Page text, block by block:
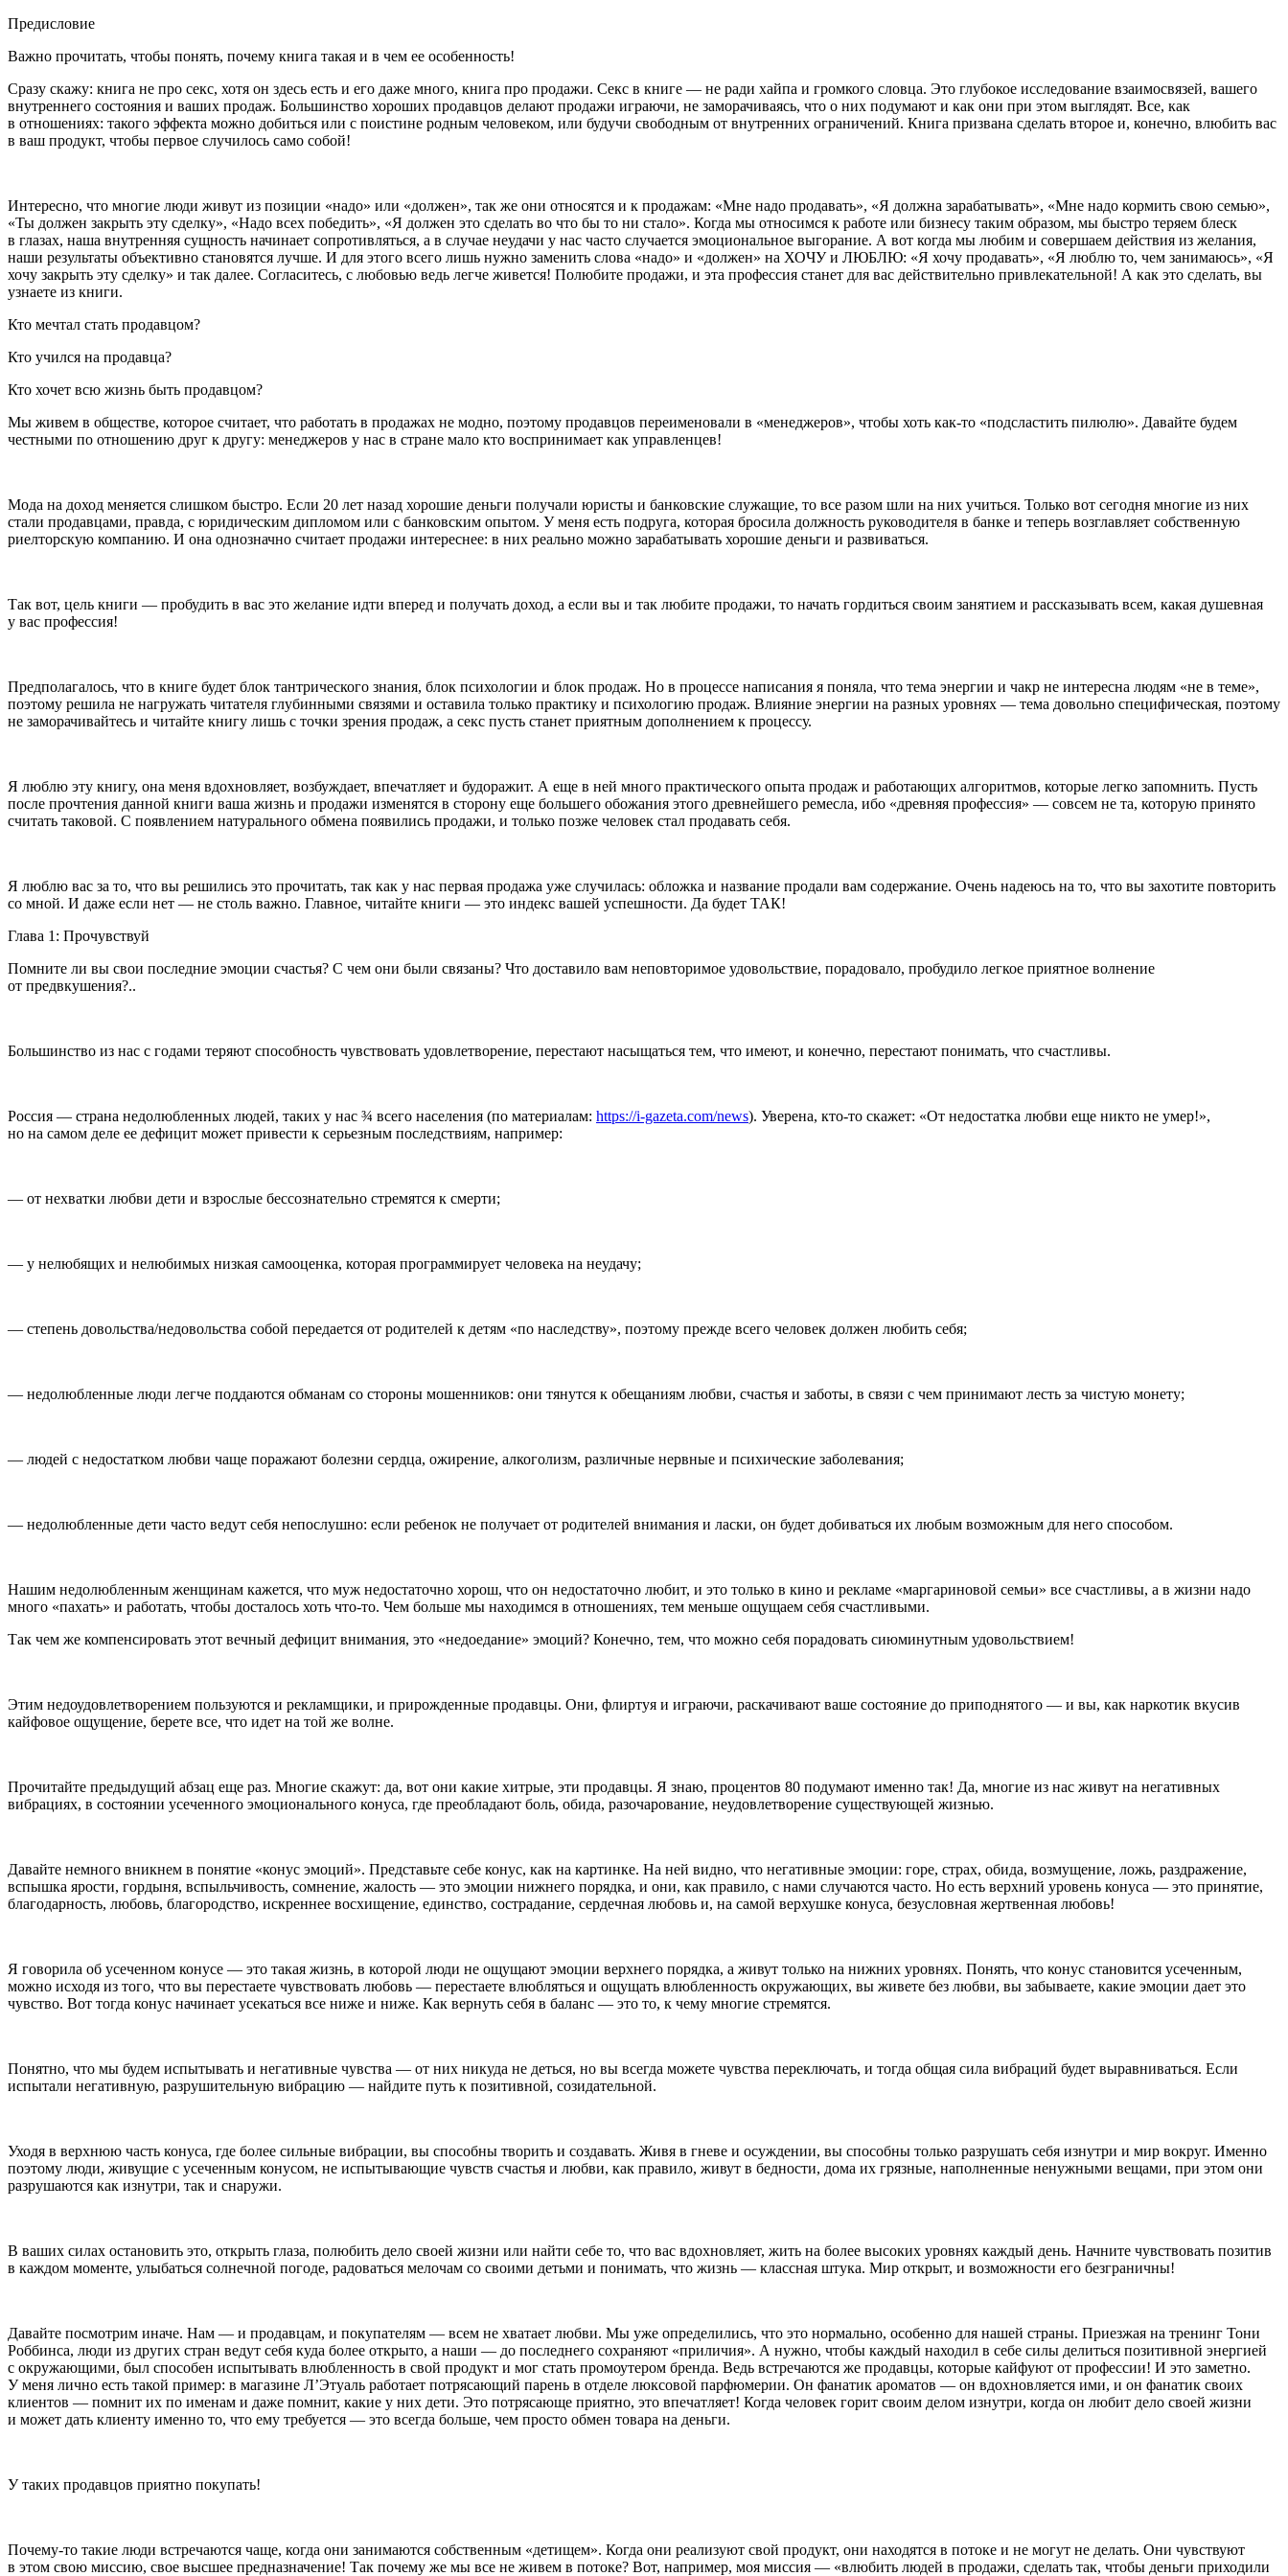
Предисловие
Важно прочитать, чтобы понять, почему книга такая и в чем ее особенность!
Сразу скажу: книга не про секс, хотя он здесь есть и его даже много, книга про продажи. Секс в книге — не ради хайпа и громкого словца. Это глубокое исследование взаимосвязей, вашего
внутреннего состояния и ваших продаж. Большинство хороших продавцов делают продажи играючи, не заморачиваясь, что о них подумают и как они при этом выглядят. Все, как
в отношениях: такого эффекта можно добиться или с поистине родным человеком, или будучи свободным от внутренних ограничений. Книга призвана сделать второе и, конечно, влюбить вас
в ваш продукт, чтобы первое случилось само собой!
Интересно, что многие люди живут из позиции «надо» или «должен», так же они относятся и к продажам: «Мне надо продавать», «Я должна зарабатывать», «Мне надо кормить свою семью»,
«Ты должен закрыть эту сделку», «Надо всех победить», «Я должен это сделать во что бы то ни стало». Когда мы относимся к работе или бизнесу таким образом, мы быстро теряем блеск
в глазах, наша внутренняя сущность начинает сопротивляться, а в случае неудачи у нас часто случается эмоциональное выгорание. А вот когда мы любим и совершаем действия из желания,
наши результаты объективно становятся лучше. И для этого всего лишь нужно заменить слова «надо» и «должен» на ХОЧУ и ЛЮБЛЮ: «Я хочу продавать», «Я люблю то, чем занимаюсь», «Я
хочу закрыть эту сделку» и так далее. Согласитесь, с любовью ведь легче живется! Полюбите продажи, и эта профессия станет для вас действительно привлекательной! А как это сделать, вы
узнаете из книги.
Кто мечтал стать продавцом?
Кто учился на продавца?
Кто хочет всю жизнь быть продавцом?
Мы живем в обществе, которое считает, что работать в продажах не модно, поэтому продавцов переименовали в «менеджеров», чтобы хоть как-то «подсластить пилюлю». Давайте будем
честными по отношению друг к другу: менеджеров у нас в стране мало кто воспринимает как управленцев!
Мода на доход меняется слишком быстро. Если 20 лет назад хорошие деньги получали юристы и банковские служащие, то все разом шли на них учиться. Только вот сегодня многие из них
стали продавцами, правда, с юридическим дипломом или с банковским опытом. У меня есть подруга, которая бросила должность руководителя в банке и теперь возглавляет собственную
риелторскую компанию. И она однозначно считает продажи интереснее: в них реально можно зарабатывать хорошие деньги и развиваться.
Так вот, цель книги — пробудить в вас это желание идти вперед и получать доход, а если вы и так любите продажи, то начать гордиться своим занятием и рассказывать всем, какая душевная
у вас профессия!
Предполагалось, что в книге будет блок тантрического знания, блок психологии и блок продаж. Но в процессе написания я поняла, что тема энергии и чакр не интересна людям «не в теме»,
поэтому решила не нагружать читателя глубинными связями и оставила только практику и психологию продаж. Влияние энергии на разных уровнях — тема довольно специфическая, поэтому
не заморачивайтесь и читайте книгу лишь с точки зрения продаж, а секс пусть станет приятным дополнением к процессу.
Я люблю эту книгу, она меня вдохновляет, возбуждает, впечатляет и будоражит. А еще в ней много практического опыта продаж и работающих алгоритмов, которые легко запомнить. Пусть
после прочтения данной книги ваша жизнь и продажи изменятся в сторону еще большего обожания этого древнейшего ремесла, ибо «древняя профессия» — совсем не та, которую принято
считать таковой. С появлением натурального обмена появились продажи, и только позже человек стал продавать себя.
Я люблю вас за то, что вы решились это прочитать, так как у нас первая продажа уже случилась: обложка и название продали вам содержание. Очень надеюсь на то, что вы захотите повторить
со мной. И даже если нет — не столь важно. Главное, читайте книги — это индекс вашей успешности. Да будет ТАК!
Глава 1: Прочувствуй
Помните ли вы свои последние эмоции счастья? С чем они были связаны? Что доставило вам неповторимое удовольствие, порадовало, пробудило легкое приятное волнение
от предвкушения?..
Большинство из нас с годами теряют способность чувствовать удовлетворение, перестают насыщаться тем, что имеют, и конечно, перестают понимать, что счастливы.
Россия — страна недолюбленных людей, таких у нас ¾ всего населения (по материалам: https://i-gazeta.com/news). Уверена, кто-то скажет: «От недостатка любви еще никто не умер!»,
но на самом деле ее дефицит может привести к серьезным последствиям, например:
— от нехватки любви дети и взрослые бессознательно стремятся к смерти;
— у нелюбящих и нелюбимых низкая самооценка, которая программирует человека на неудачу;
— степень довольства/недовольства собой передается от родителей к детям «по наследству», поэтому прежде всего человек должен любить себя;
— недолюбленные люди легче поддаются обманам со стороны мошенников: они тянутся к обещаниям любви, счастья и заботы, в связи с чем принимают лесть за чистую монету;
— людей с недостатком любви чаще поражают болезни сердца, ожирение, алкоголизм, различные нервные и психические заболевания;
— недолюбленные дети часто ведут себя непослушно: если ребенок не получает от родителей внимания и ласки, он будет добиваться их любым возможным для него способом.
Нашим недолюбленным женщинам кажется, что муж недостаточно хорош, что он недостаточно любит, и это только в кино и рекламе «маргариновой семьи» все счастливы, а в жизни надо
много «пахать» и работать, чтобы досталось хоть что-то. Чем больше мы находимся в отношениях, тем меньше ощущаем себя счастливыми.
Так чем же компенсировать этот вечный дефицит внимания, это «недоедание» эмоций? Конечно, тем, что можно себя порадовать сиюминутным удовольствием!
Этим недоудовлетворением пользуются и рекламщики, и прирожденные продавцы. Они, флиртуя и играючи, раскачивают ваше состояние до приподнятого — и вы, как наркотик вкусив
кайфовое ощущение, берете все, что идет на той же волне.
Прочитайте предыдущий абзац еще раз. Многие скажут: да, вот они какие хитрые, эти продавцы. Я знаю, процентов 80 подумают именно так! Да, многие из нас живут на негативных
вибрациях, в состоянии усеченного эмоционального конуса, где преобладают боль, обида, разочарование, неудовлетворение существующей жизнью.
Давайте немного вникнем в понятие «конус эмоций». Представьте себе конус, как на картинке. На ней видно, что негативные эмоции: горе, страх, обида, возмущение, ложь, раздражение,
вспышка ярости, гордыня, вспыльчивость, сомнение, жалость — это эмоции нижнего порядка, и они, как правило, с нами случаются часто. Но есть верхний уровень конуса — это принятие,
благодарность, любовь, благородство, искреннее восхищение, единство, сострадание, сердечная любовь и, на самой верхушке конуса, безусловная жертвенная любовь!
Я говорила об усеченном конусе — это такая жизнь, в которой люди не ощущают эмоции верхнего порядка, а живут только на нижних уровнях. Понять, что конус становится усеченным,
можно исходя из того, что вы перестаете чувствовать любовь — перестаете влюбляться и ощущать влюбленность окружающих, вы живете без любви, вы забываете, какие эмоции дает это
чувство. Вот тогда конус начинает усекаться все ниже и ниже. Как вернуть себя в баланс — это то, к чему многие стремятся.
Понятно, что мы будем испытывать и негативные чувства — от них никуда не деться, но вы всегда можете чувства переключать, и тогда общая сила вибраций будет выравниваться. Если
испытали негативную, разрушительную вибрацию — найдите путь к позитивной, созидательной.
Уходя в верхнюю часть конуса, где более сильные вибрации, вы способны творить и создавать. Живя в гневе и осуждении, вы способны только разрушать себя изнутри и мир вокруг. Именно
поэтому люди, живущие с усеченным конусом, не испытывающие чувств счастья и любви, как правило, живут в бедности, дома их грязные, наполненные ненужными вещами, при этом они
разрушаются как изнутри, так и снаружи.
В ваших силах остановить это, открыть глаза, полюбить дело своей жизни или найти себе то, что вас вдохновляет, жить на более высоких уровнях каждый день. Начните чувствовать позитив
в каждом моменте, улыбаться солнечной погоде, радоваться мелочам со своими детьми и понимать, что жизнь — классная штука. Мир открыт, и возможности его безграничны!
Давайте посмотрим иначе. Нам — и продавцам, и покупателям — всем не хватает любви. Мы уже определились, что это нормально, особенно для нашей страны. Приезжая на тренинг Тони
Роббинса, люди из других стран ведут себя куда более открыто, а наши — до последнего сохраняют «приличия». А нужно, чтобы каждый находил в себе силы делиться позитивной энергией
с окружающими, был способен испытывать влюбленность в свой продукт и мог стать промоутером бренда. Ведь встречаются же продавцы, которые кайфуют от профессии! И это заметно.
У меня лично есть такой пример: в магазине Л’Этуаль работает потрясающий парень в отделе люксовой парфюмерии. Он фанатик ароматов — он вдохновляется ими, и он фанатик своих
клиентов — помнит их по именам и даже помнит, какие у них дети. Это потрясающе приятно, это впечатляет! Когда человек горит своим делом изнутри, когда он любит дело своей жизни
и может дать клиенту именно то, что ему требуется — это всегда больше, чем просто обмен товара на деньги.
У таких продавцов приятно покупать!
Почему-то такие люди встречаются чаще, когда они занимаются собственным «детищем». Когда они реализуют свой продукт, они находятся в потоке и не могут не делать. Они чувствуют
в этом свою миссию, свое высшее предназначение! Так почему же мы все не живем в потоке? Вот, например, моя миссия — «влюбить людей в продажи, сделать так, чтобы деньги приходили